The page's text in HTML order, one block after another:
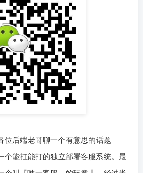
位后端老哥聊一个有意思的话题——
个能扛能打的独立部署客服系统。最